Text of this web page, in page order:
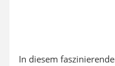
In diesem